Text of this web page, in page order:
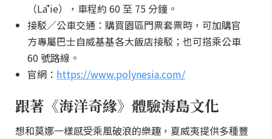
（Lāʻie），車程約 60 至 75 分鐘。
接駁／公車交通：購買園區門票套票時，可加購官
方專屬巴士自威基基各大飯店接駁；也可搭乘公車
60 號路線。
官網： https://www.polynesia.com/
跟著《海洋奇緣》體驗海島文化
想和莫娜一樣感受乘風破浪的樂趣，夏威夷提供多種豐